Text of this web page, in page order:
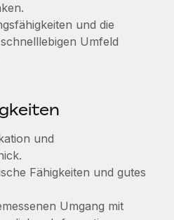
und die
Umfeld
und
Fähigkeiten und gutes
Umgang mit